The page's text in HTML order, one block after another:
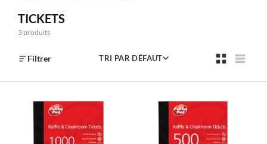
TICKETS
3 produits
Filtrer TRI PAR DÉFAUT